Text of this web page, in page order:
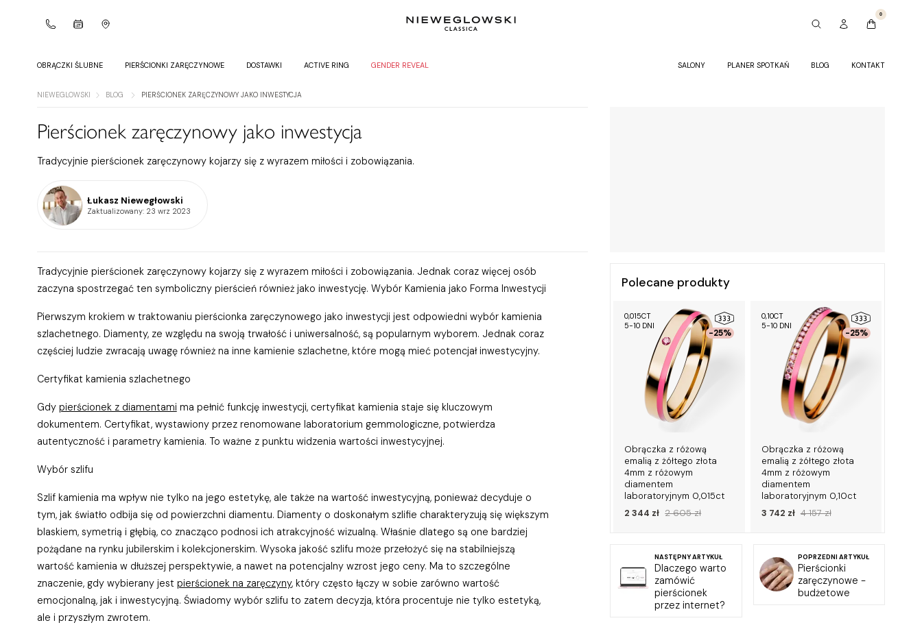
0
OBRĄCZKI ŚLUBNE PIERŚCIONKI ZARĘCZYNOWE DOSTAWKI ACTIVE RING GENDER REVEAL SALONY PLANER SPOTKAŃ BLOG KONTAKT
NIEWEGLOWSKI BLOG PIERŚCIONEK ZARĘCZYNOWY JAKO INWESTYCJA
Pierścionek zaręczynowy jako inwestycja
Tradycyjnie pierścionek zaręczynowy kojarzy się z wyrazem miłości i zobowiązania.
Łukasz Niewegłowski
Zaktualizowany: 23 wrz 2023
Tradycyjnie pierścionek zaręczynowy kojarzy się z wyrazem miłości i zobowiązania. Jednak coraz więcej osób
zaczyna spostrzegać ten symboliczny pierścień również jako inwestycję. Wybór Kamienia jako Forma Inwestycji
Pierwszym krokiem w traktowaniu pierścionka zaręczynowego jako inwestycji jest odpowiedni wybór kamienia
szlachetnego. Diamenty, ze względu na swoją trwałość i uniwersalność, są popularnym wyborem. Jednak coraz
częściej ludzie zwracają uwagę również na inne kamienie szlachetne, które mogą mieć potencjał inwestycyjny.
Certyfikat kamienia szlachetnego
Gdy pierścionek z diamentami ma pełnić funkcję inwestycji, certyfikat kamienia staje się kluczowym
dokumentem. Certyfikat, wystawiony przez renomowane laboratorium gemmologiczne, potwierdza
autentyczność i parametry kamienia. To ważne z punktu widzenia wartości inwestycyjnej.
Wybór szlifu
Szlif kamienia ma wpływ nie tylko na jego estetykę, ale także na wartość inwestycyjną, ponieważ decyduje o
tym, jak światło odbija się od powierzchni diamentu. Diamenty o doskonałym szlifie charakteryzują się większym
blaskiem, symetrią i głębią, co znacząco podnosi ich atrakcyjność wizualną. Właśnie dlatego są one bardziej
pożądane na rynku jubilerskim i kolekcjonerskim. Wysoka jakość szlifu może przełożyć się na stabilniejszą
wartość kamienia w dłuższej perspektywie, a nawet na potencjalny wzrost jego ceny. Ma to szczególne
znaczenie, gdy wybierany jest pierścionek na zaręczyny, który często łączy w sobie zarówno wartość
emocjonalną, jak i inwestycyjną. Świadomy wybór szlifu to zatem decyzja, która procentuje nie tylko estetyką,
ale i przyszłym zwrotem.
Polecane produkty
-25%
0,015CT
5-10 DNI
Obrączka z różową
emalią z żółtego złota
4mm z różowym
diamentem
laboratoryjnym 0,015ct
2 344 zł 2 605 zł
-25%
0,10CT
5-10 DNI
Obrączka z różową
emalią z żółtego złota
4mm z różowym
diamentem
laboratoryjnym 0,10ct
3 742 zł 4 157 zł
NASTĘPNY ARTYKUŁ
Dlaczego warto
zamówić
pierścionek
przez internet?
POPRZEDNI ARTYKUŁ
Pierścionki
zaręczynowe -
budżetowe